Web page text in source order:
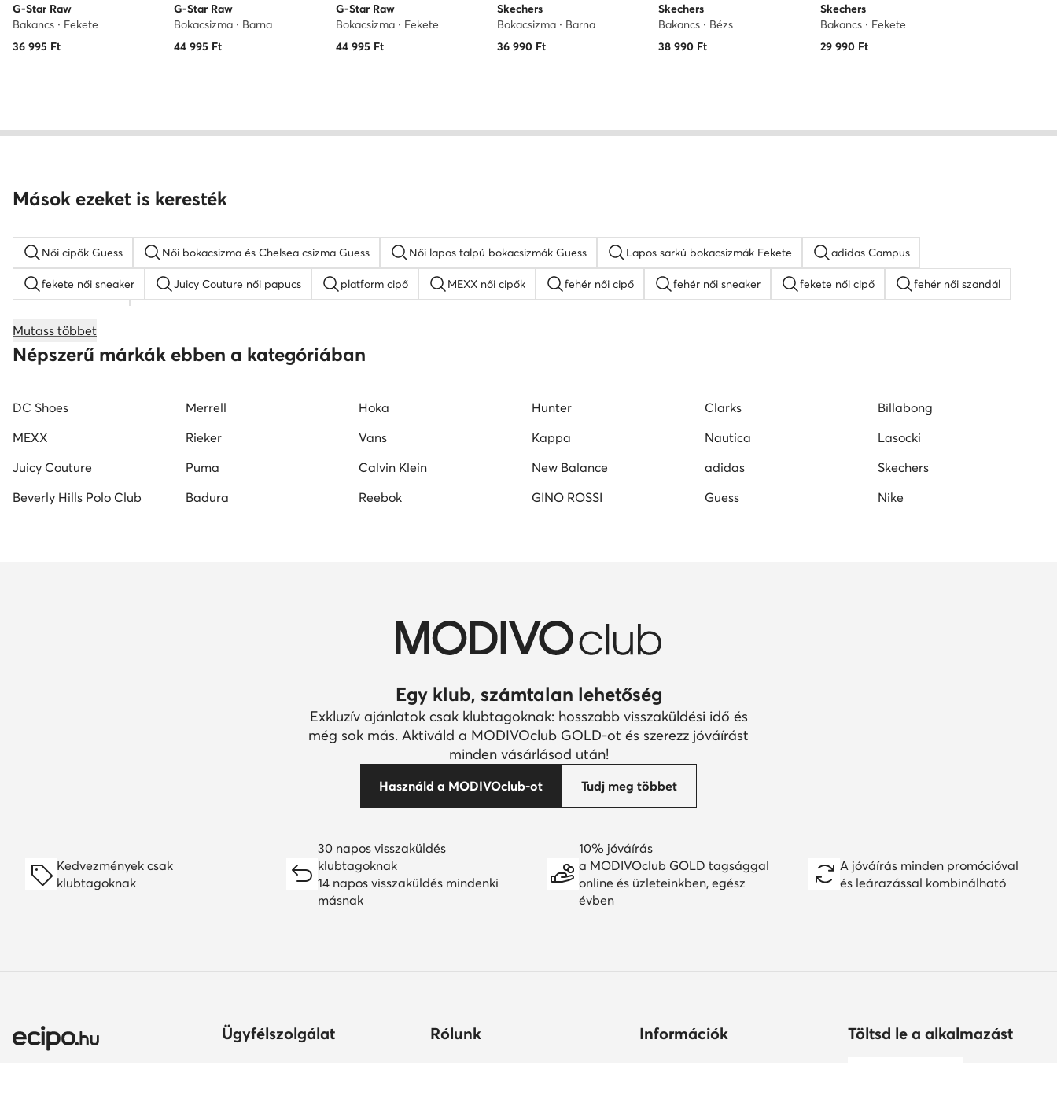
G-Star Raw
Bakancs · Fekete
36 995 Ft
G-Star Raw
Bokacsizma · Barna
44 995 Ft
G-Star Raw
Bokacsizma · Fekete
44 995 Ft
Skechers
Bokacsizma · Barna
36 990Ft
Skechers
Bakancs · Bézs
38 990 Ft
Skechers
Bakancs · Fekete
29 990Ft
Mások ezeket is keresték
Női cipők Guess Női bokacsizma és Chelsea csizma Guess Női lapos talpú bokacsizmák Guess Lapos sarkú bokacsizmák Fekete adidas Campus
fekete női sneaker Juicy Couture női papucs platform cipő MEXX női cipők fehér női cipő fehér női sneaker fekete női cipő fehér női szandál
női éksarkú szandálok női magasszárú tornacipők
Mutass többet
Népszerű márkák ebben a kategóriában
DC Shoes Merrell Hoka Hunter Clarks
Billabong
MEXX
Rieker Vans Kappa Nautica
Lasocki
Juicy Couture
Puma Calvin Klein New Balance adidas
Skechers
Beverly Hills Polo Club
Badura Reebok GINO ROSSI Guess Nike
Egy klub, számtalan lehetőség
Exkluzív ajánlatok csak klubtagoknak: hosszabb visszaküldési idő és
még sok más. Aktiváld a MODIVOclub GOLD-ot és szerezz jóváírást
minden vásárlásod után!
Használd a MODIVOclub-ot Tudj meg többet
Kedvezmények csak
klubtagoknak
30 napos visszaküldés
klubtagoknak
14 napos visszaküldés mindenki
másnak
10% jóváírás
a MODIVOclub GOLD tagsággal
online és üzleteinkben, egész
évben
A jóváírás minden promócióval
és leárazással kombinálható
Ügyfélszolgálat Rólunk Információk Töltsd le a alkalmazást